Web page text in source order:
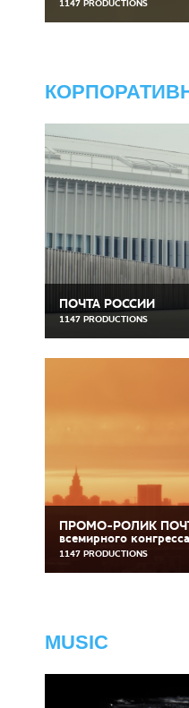
1147 PRODUCTIONS
ПОЧТА РОССИИ
1147 PRODUCTIONS
ПРОМО-РОЛИК
всемирного конгресса
1147 PRODUCTIONS
MUSIC